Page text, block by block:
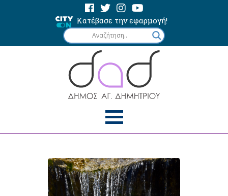
Κατέβασε την εφαρμογή!